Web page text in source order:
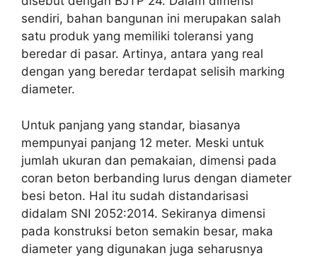
sendiri, bahan bangunan ini merupakan salah
satu produk yang memiliki toleransi yang
beredar di pasar. Artinya, antara yang real
dengan yang beredar terdapat selisih marking
diameter.
Untuk panjang yang standar, biasanya
mempunyai panjang 12 meter. Meski untuk
jumlah ukuran dan pemakaian, dimensi pada
coran beton berbanding lurus dengan diameter
besi beton. Hal itu sudah distandarisasi
didalam SNI 2052:2014. Sekiranya dimensi
pada konstruksi beton semakin besar, maka
diameter yang digunakan juga seharusnya